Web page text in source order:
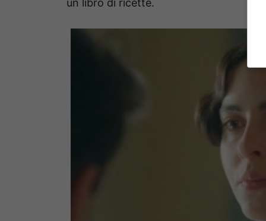
un libro di ricette.